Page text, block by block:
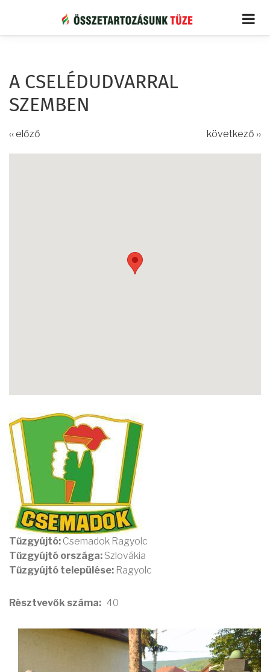
tartalomra
A CSELÉDUDVARRAL
SZEMBEN
‹‹ előző következő ››
Tűzgyújtó: Csemadok Ragyolc
Tűzgyújtó országa: Szlovákia
Tűzgyújtó települése: Ragyolc
Résztvevők száma 40